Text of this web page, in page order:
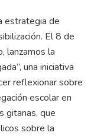
estrategia de
El 8 de
lanzamos la
una iniciativa
reflexionar sobre
escolar en
gitanas, que
sobre la